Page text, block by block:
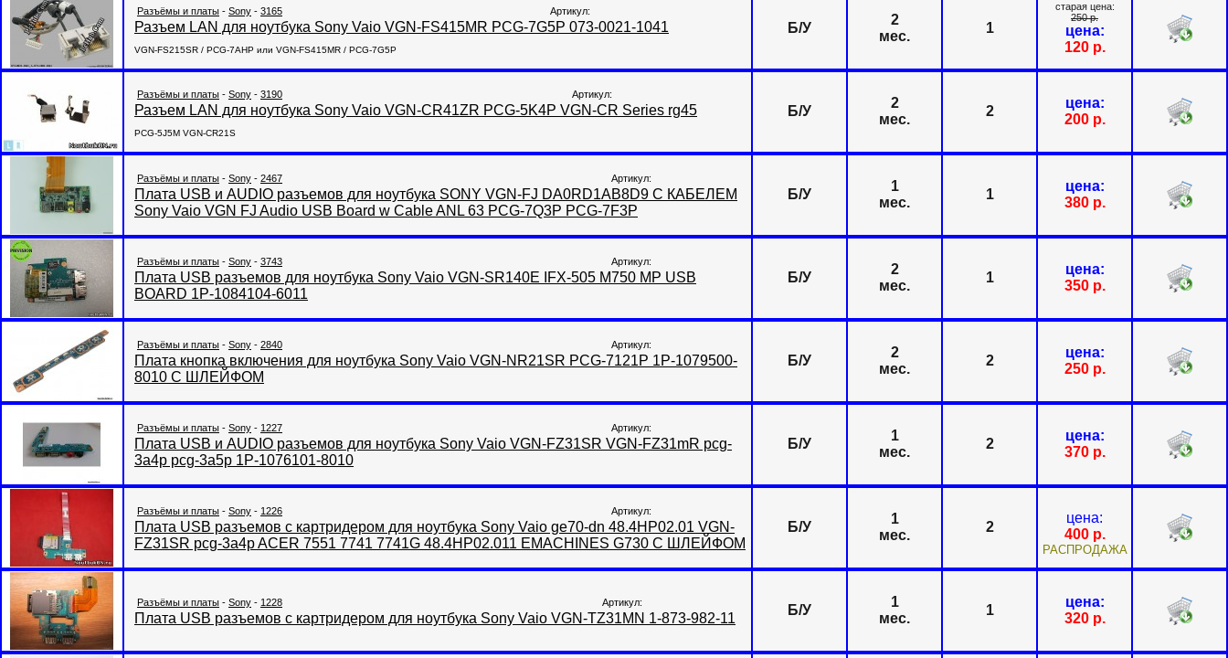
Разъёмы и платы - Sony - 3165 Артикул:
Разъем LAN для ноутбука Sony Vaio VGN-FS415MR PCG-7G5P 073-0021-1041
VGN-FS215SR / PCG-7AHP или VGN-FS415MR / PCG-7G5P
Б/У
2
мес.
1
старая цена:
250р.
цена:
120р.
Разъёмы и платы - Sony - 3190 Артикул:
Разъем LAN для ноутбука Sony Vaio VGN-CR41ZR PCG-5K4P VGN-CR Series rg45
PCG-5J5M VGN-CR21S
Б/У
2
мес.
2
цена:
200р.
Разъёмы и платы - Sony - 2467 Артикул:
Плата USB и AUDIO разъемов для ноутбука SONY VGN-FJ DA0RD1AB8D9 C КАБЕЛЕМ
Sony Vaio VGN FJ Audio USB Board w Cable ANL 63 PCG-7Q3P PCG-7F3P
Б/У
1
мес.
1
цена:
380р.
Разъёмы и платы - Sony - 3743 Артикул:
Плата USB разъемов для ноутбука Sony Vaio VGN-SR140E IFX-505 M750 MP USB
BOARD 1P-1084104-6011
Б/У
2
мес.
1
цена:
350р.
Разъёмы и платы - Sony - 2840 Артикул:
Плата кнопка включения для ноутбука Sony Vaio VGN-NR21SR PCG-7121P 1P-1079500-
8010 C ШЛЕЙФОМ
Б/У
2
мес.
2
цена:
250р.
Разъёмы и платы - Sony - 1227 Артикул:
Плата USB и AUDIO разъемов для ноутбука Sony Vaio VGN-FZ31SR VGN-FZ31mR pcg-
3a4p pcg-3a5p 1P-1076101-8010
Б/У
1
мес.
2
цена:
370р.
Разъёмы и платы - Sony - 1226 Артикул:
Плата USB разъемов с картридером для ноутбука Sony Vaio ge70-dn 48.4HP02.01 VGN-
FZ31SR pcg-3a4p ACER 7551 7741 7741G 48.4HP02.011 EMACHINES G730 С ШЛЕЙФОМ
Б/У
1
мес.
2
цена:
400р.
РАСПРОДАЖА
Разъёмы и платы - Sony - 1228 Артикул:
Плата USB разъемов с картридером для ноутбука Sony Vaio VGN-TZ31MN 1-873-982-11
Б/У
1
мес.
1
цена:
320р.